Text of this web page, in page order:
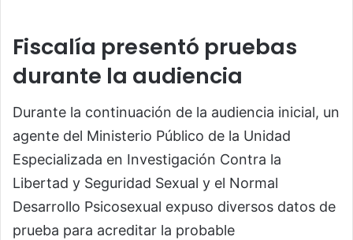
Fiscalía presentó pruebas
durante la audiencia
Durante la continuación de la audiencia inicial, un
agente del Ministerio Público de la Unidad
Especializada en Investigación Contra la
Libertad y Seguridad Sexual y el Normal
Desarrollo Psicosexual expuso diversos datos de
prueba para acreditar la probable